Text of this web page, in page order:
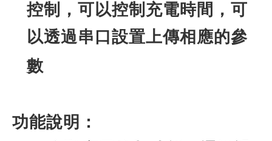
控制，可以控制充電時間，可
以透過串口設置上傳相應的參
數
功能說明：